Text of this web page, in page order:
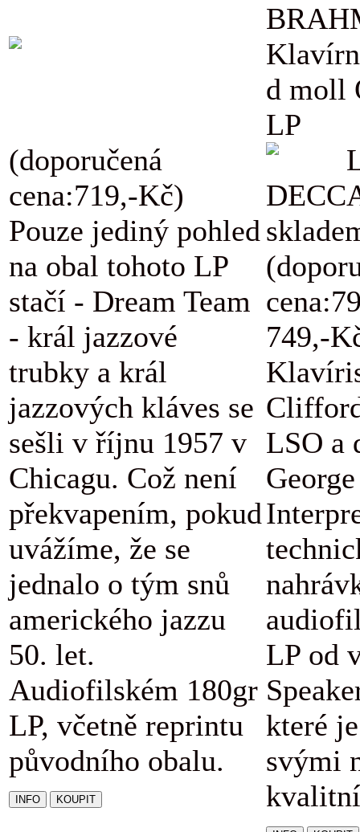
(doporučená
cena:719,-Kč)
Pouze jediný pohled
na obal tohoto LP
stačí - Dream Team
- král jazzové
trubky a král
jazzových kláves se
sešli v říjnu 1957 v
Chicagu. Což není
překvapením, pokud
uvážíme, že se
jednalo o tým snů
amerického jazzu
50. let.
Audiofilském 180gr
LP, včetně reprintu
původního obalu.
d moll
LP
749,-
LSO a
LP od
které
svými